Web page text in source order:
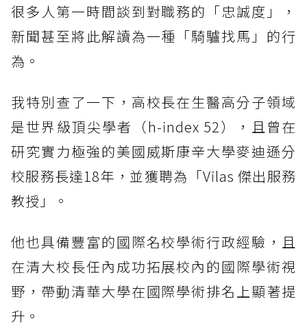
很多人第一時間談到對職務的「忠誠度」，
新聞甚至將此解讀為一種「騎驢找馬」的行
為。
我特別查了一下，高校長在生醫高分子領域
是世界級頂尖學者（h-index 52），且曾在
研究實力極強的美國威斯康辛大學麥迪遜分
校服務長達18年，並獲聘為「Vilas 傑出服務
教授」。
他也具備豐富的國際名校學術行政經驗，且
在清大校長任內成功拓展校內的國際學術視
野，帶動清華大學在國際學術排名上顯著提
升。